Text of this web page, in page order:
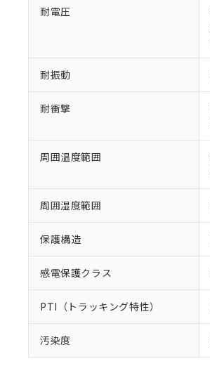
耐電圧
耐振動
耐衝撃
周囲温度範囲
周囲湿度範囲
保護構造
感電保護クラス
PTI（トラッキング特性）
汚染度